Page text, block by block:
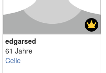
edgarsed
61 Jahre
Celle